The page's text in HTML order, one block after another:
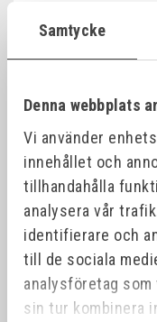
Samtycke
Denna webbplats
Vi använder
innehållet och
tillhandahålla
analysera vår
identifierare och
till de sociala
analysföretag som
sin tur kombinera
Specifikationer
Bilagor